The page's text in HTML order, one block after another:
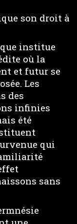
son droit à
institue
où la
et futur se
Les
des
infinies
été
qui
sans